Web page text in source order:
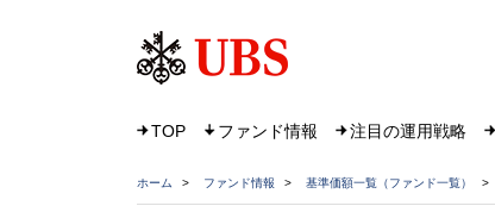
TOP ファンド情報 注目の運用戦略
ホーム > ファンド情報 > 基準価額一覧（ファンド一覧） >